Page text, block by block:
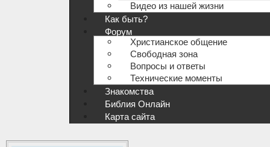
Видео из нашей жизни
Как быть?
Форум
Христианское общение
Свободная зона
Вопросы и ответы
Технические моменты
Знакомства
Библия Онлайн
Карта сайта